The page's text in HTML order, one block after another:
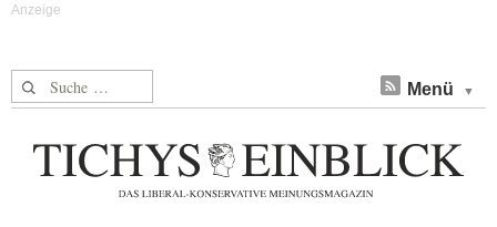
Suche nach: Menü